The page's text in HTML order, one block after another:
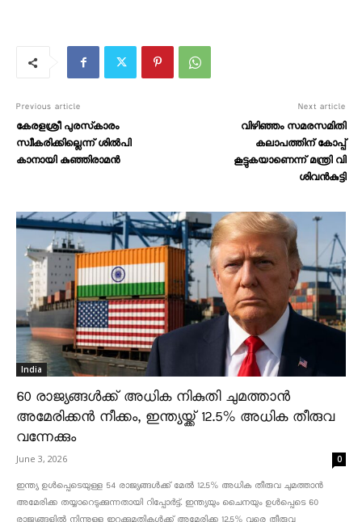
Previous article
കേരളശ്രീ പുരസ്‌കാരം
സ്വീകരിക്കില്ലെന്ന് ശില്‍പി
കാനായി കുഞ്ഞിരാമന്‍
Next article
വിഴിഞ്ഞം സമരസമിതി
കലാപത്തിന് കോപ്പ്
കൂട്ടുകയാണെന്ന് മന്ത്രി വി
ശിവൻകുട്ടി
India
60 രാജ്യങ്ങൾക്ക് അധിക നികുതി ചുമത്താൻ
അമേരിക്കൻ നീക്കം, ഇന്ത്യയ്ക്ക് 12.5% അധിക തീരുവ
വന്നേക്കും
June 3, 2026 0
ഇന്ത്യ ഉൾപ്പെടെയുള്ള 54 രാജ്യങ്ങൾക്ക് മേൽ 12.5% അധിക തീരുവ ചുമത്താൻ
അമേരിക്ക തയ്യാറെടുക്കുന്നതായി റിപ്പോർട്ട്. ഇന്ത്യയും ചൈനയും ഉൾപ്പെടെ 60